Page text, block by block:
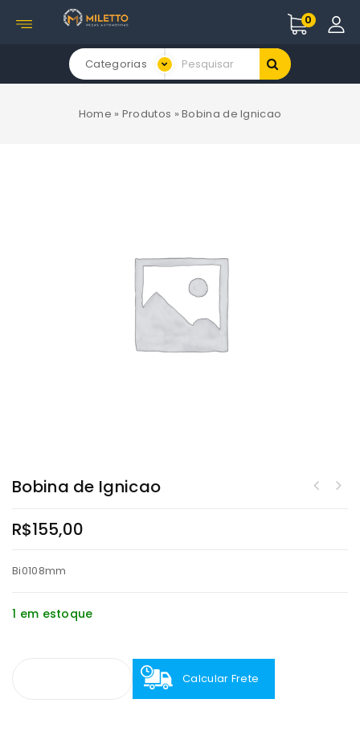
0
Categorias
Home » Produtos »Bobina de Ignicao
Bobina de Ignicao
R$155,00
Bi0108mm
1 em estoque
Calcular Frete